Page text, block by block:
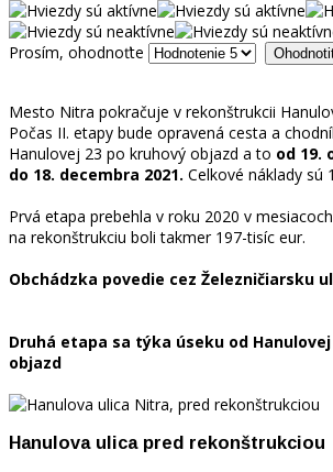
Prosím, ohodnoťte
Mesto Nitra pokračuje v rekonštrukcii
Počas II. etapy bude opravená cesta a
Hanulovej 23 po kruhový objazd a to od 19.
do 18. decembra 2021. Celkové náklady sú
Prvá etapa prebehla v roku 2020 v
na rekonštrukciu boli takmer 197-tisíc eur.
Obchádzka povedie cez Železničiarsku
Druhá etapa sa týka úseku od
objazd
Hanulova ulica pred rekonštrukciou